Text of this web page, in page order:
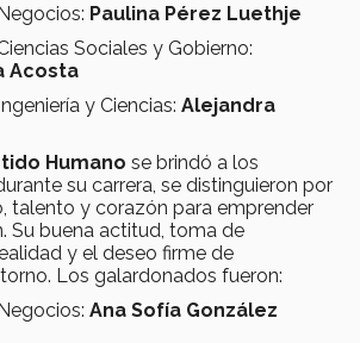
Paulina Pérez Luethje
Sociales y Gobierno:
Acosta
y Ciencias: Alejandra
Humano se brindó a los
su carrera, se distinguieron por
talento y corazón para emprender
Su buena actitud, toma de
y el deseo firme de
Los galardonados fueron:
Ana Sofía González